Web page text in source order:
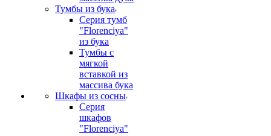
Тумбы из бука
Серия тумб
"Florenciya"
из бука
Тумбы с
мягкой
вставкой из
массива бука
Шкафы из сосны
Серия
шкафов
"Florenciya"